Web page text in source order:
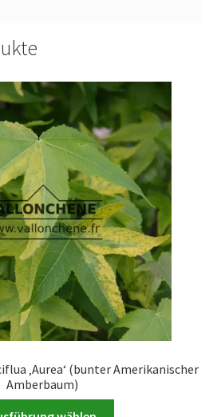
‚Aurea‘ (bunter Amerikanischer
Amberbaum)